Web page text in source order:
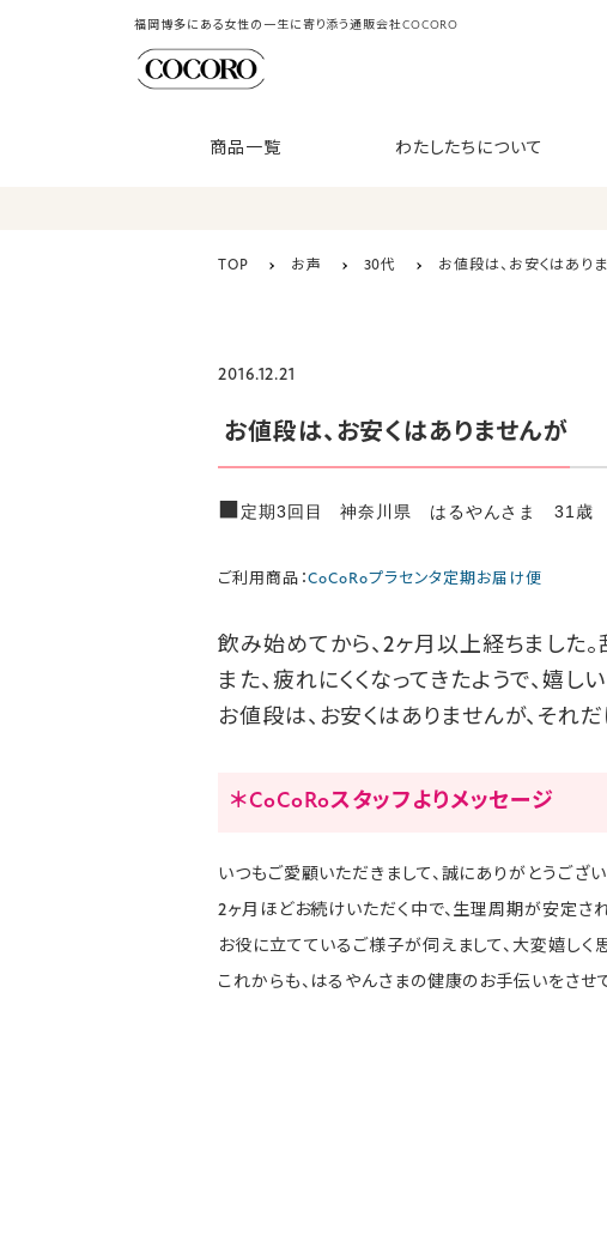
福岡博多にある女性の一生に寄り添う通販会社COCORO
商品一覧 わたしたちについて
TOP お声 30代 お値段は、お安くはあり
2016.12.21
お値段は、お安くはありませんが
■定期3回目 神奈川県 はるやんさま 31歳
ご利用商品：CoCoRoプラセンタ定期お届け便
飲み始めてから、2ヶ月以上経ちました
また、疲れにくくなってきたようで、嬉し
お値段は、お安くはありませんが、それ
＊CoCoRoスタッフよりメッセージ
いつもご愛顧いただきまして、誠にありがとうござい
2ヶ月ほどお続けいただく中で、生理周期が安定され
お役に立てているご様子が伺えまして、大変嬉しく思
これからも、はるやんさまの健康のお手伝いをさせ